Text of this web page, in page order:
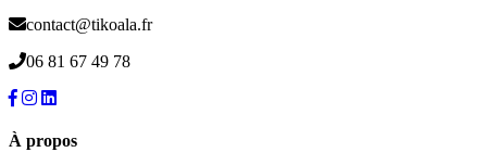
contact@tikoala.fr
06 81 67 49 78
À propos